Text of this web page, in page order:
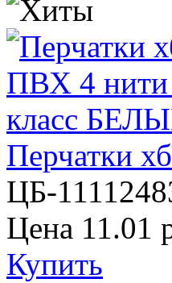
Перчатки
ЦБ-
Цена 11.01
Купить